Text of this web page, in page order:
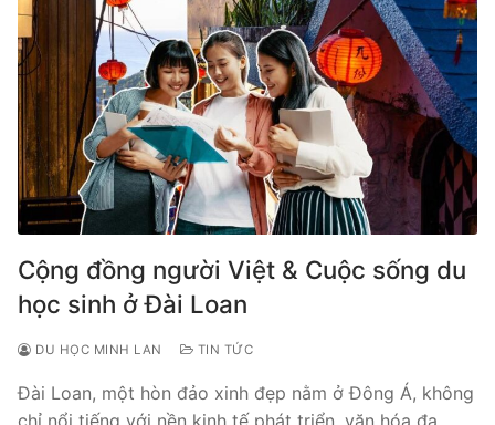
Cộng đồng người Việt & Cuộc sống du
học sinh ở Đài Loan
DU HỌC MINH LAN TIN TỨC
Đài Loan, một hòn đảo xinh đẹp nằm ở Đông Á, không
chỉ nổi tiếng với nền kinh tế phát triển, văn hóa đa